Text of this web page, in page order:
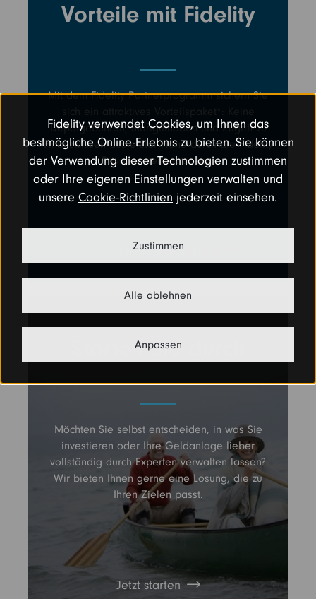
Vorteile mit Fidelity
Mit dem Fidelity Partnerprogramm sichern Sie
Depotgebühren, Startguthaben und Zugriff zu
Finanzwissen aus erster Hand durch die Fidelity
Privatkundenbetreuung.
Entdecken Sie Ihre Vorteile
Starten Sie durch
Möchten Sie selbst entscheiden, in was Sie
investieren oder Ihre Geldanlage lieber
vollständig durch Experten verwalten lassen?
Wir bieten Ihnen gerne eine Lösung, die zu
Ihren Zielen passt.
Jetzt starten
Fidelity verwendet Cookies, um Ihnen das
bestmögliche Online-Erlebnis zu bieten. Sie können
der Verwendung dieser Technologien zustimmen
oder Ihre eigenen Einstellungen verwalten und
unsere Cookie-Richtlinien jederzeit einsehen.
Zustimmen
Alle ablehnen
Anpassen